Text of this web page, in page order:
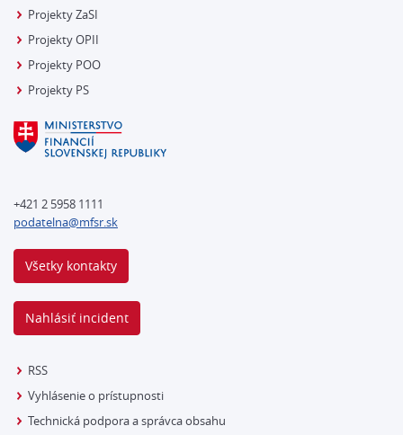
Projekty ZaSI
Projekty OPII
Projekty POO
Projekty PS
+421 2 5958 1111
podatelna@mfsr.sk
Všetky kontakty
Nahlásiť incident
RSS
Vyhlásenie o prístupnosti
Technická podpora a správca obsahu